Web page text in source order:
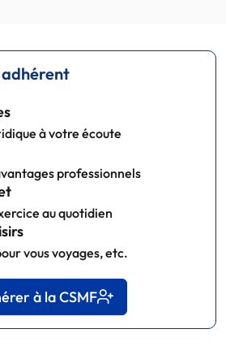
à votre écoute
professionnels
au quotidien
vous voyages, etc.
à la CSMF